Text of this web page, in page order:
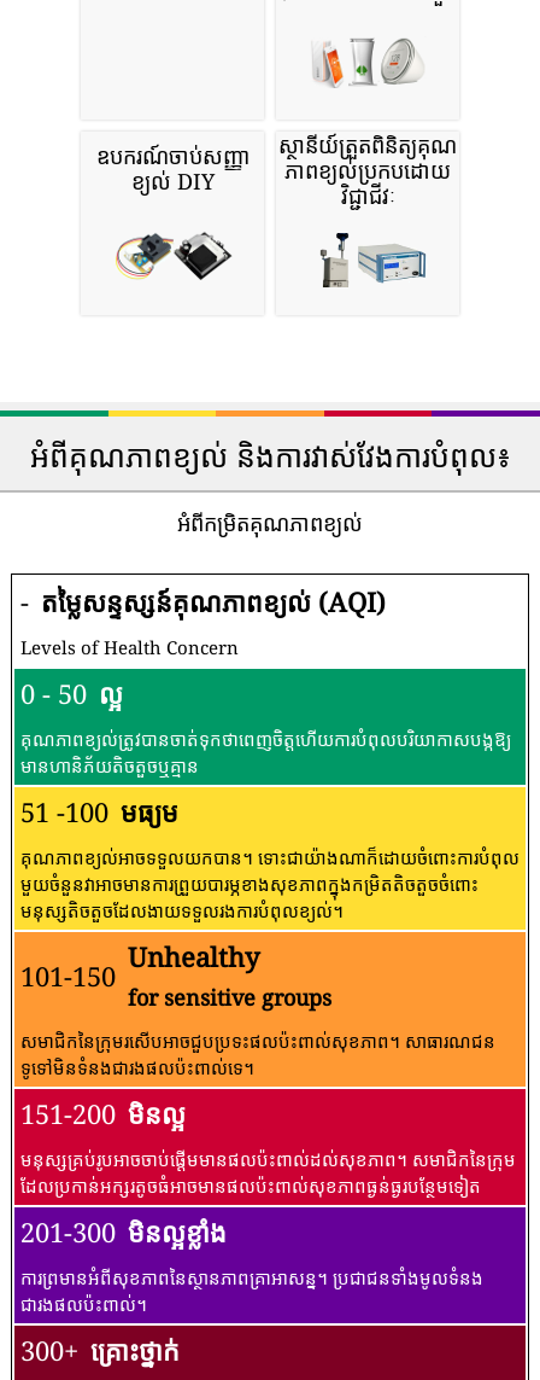
ឧបករណ៍ចាប់សញ្ញា
ខ្យល់ DIY
ស្ថានីយ៍ត្រួតពិនិត្យគុណ
ភាពខ្យល់ប្រកបដោយ
វិជ្ជាជីវៈ
អំពីគុណភាពខ្យល់ និងការវាស់វែងការបំពុល៖
អំពីកម្រិតគុណភាពខ្យល់
- តម្លៃសន្ទស្សន៍គុណភាពខ្យល់ (AQI)
Levels of Health Concern
0 - 50 ល្អ
គុណភាពខ្យល់ត្រូវបានចាត់ទុកថាពេញចិត្តហើយការបំពុលបរិយាកាសបង្កឱ្យ
មានហានិភ័យតិចតួចឬគ្មាន
51 -100 មធ្យម
គុណភាពខ្យល់អាចទទួលយកបាន។ ទោះជាយ៉ាងណាក៏ដោយចំពោះការបំពុល
មួយចំនួនវាអាចមានការព្រួយបារម្ភខាងសុខភាពក្នុងកម្រិតតិចតួចចំពោះ
មនុស្សតិចតួចដែលងាយទទួលរងការបំពុលខ្យល់។
101-150
Unhealthy
for sensitive groups
សមាជិកនៃក្រុមរសើបអាចជួបប្រទះផលប៉ះពាល់សុខភាព។ សាធារណជន​
ទូទៅ​មិន​ទំនង​ជា​រង​ផល​ប៉ះពាល់​ទេ។
151-200 មិនល្អ
មនុស្សគ្រប់រូបអាចចាប់ផ្តើមមានផលប៉ះពាល់ដល់សុខភាព។ សមាជិកនៃក្រុម
ដែលប្រកាន់អក្សរតូចធំអាចមានផលប៉ះពាល់សុខភាពធ្ងន់ធ្ងរបន្ថែមទៀត
201-300 មិនល្អខ្លាំង
ការព្រមានអំពីសុខភាពនៃស្ថានភាពគ្រាអាសន្ន។ ប្រជាជនទាំងមូលទំនង
ជារងផលប៉ះពាល់។
300+ គ្រោះថ្នាក់